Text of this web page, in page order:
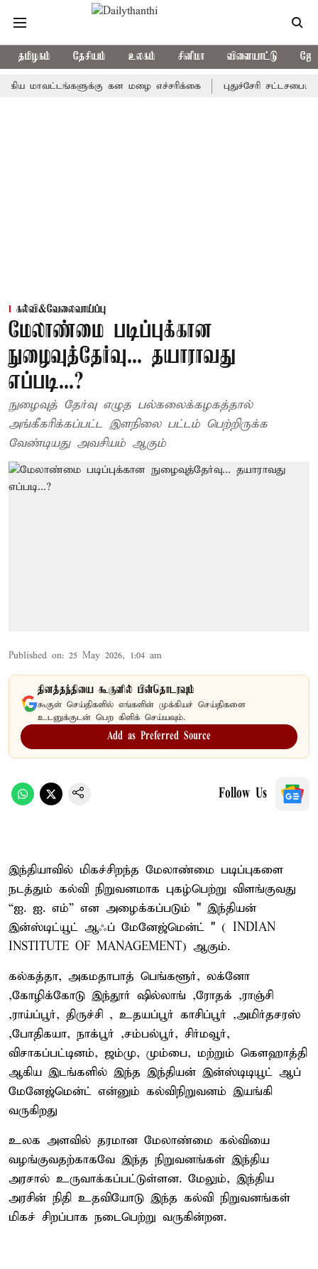
தமிழகம் தேசியம் உலகம் சினிமா விளையாட்டு
கன மழை எச்சரிக்கை புதுச்சேரி சட்டசபையில்
கல்வி&வேலைவாய்ப்பு
மேலாண்மை படிப்புக்கான
நுழைவுத்தேர்வு... தயாராவது
எப்படி...?
நுழைவுத் தேர்வு எழுத பல்கலைக்கழகத்தால்
அங்கீகரிக்கப்பட்ட இளநிலை பட்டம் பெற்றிருக்க
வேண்டியது அவசியம் ஆகும்
Published on: 25 May 2026, 1:04 am
தினத்தந்தியை கூகுளில் பின்தொடரவும்
கூகுள் செய்திகளில் எங்களின் முக்கியச் செய்திகளை
உடனுக்குடன் பெற கிளிக் செய்யவும்.
Add as Preferred Source
Follow Us
இந்தியாவில் மிகச்சிறந்த மேலாண்மை படிப்புகளை
நடத்தும் கல்வி நிறுவனமாக புகழ்பெற்று விளங்குவது
“ஐ. ஐ. எம்” என அழைக்கப்படும் " இந்தியன்
இன்ஸ்டிட்யூட் ஆஃப் மேனேஜ்மென்ட் " ( INDIAN
INSTITUTE OF MANAGEMENT) ஆகும்.
கல்கத்தா, அகமதாபாத் பெங்களூர், லக்னோ
,கோழிக்கோடு இந்தூர் ஷில்லாங் ,ரோதக் ,ராஞ்சி
,ராய்ப்பூர், திருச்சி , உதயப்பூர் காசிப்பூர் ,அமிர்தசரஸ்
,போதிகயா, நாக்பூர் ,சம்பல்பூர், சிர்மவூர்,
விசாகப்பட்டினம், ஜம்மு, மும்பை, மற்றும் கௌஹாத்தி
ஆகிய இடங்களில் இந்த இந்தியன் இன்ஸ்டிடியூட் ஆப்
மேனேஜ்மென்ட் என்னும் கல்விநிறுவனம் இயங்கி
வருகிறது
உலக அளவில் தரமான மேலாண்மை கல்வியை
வழங்குவதற்காகவே இந்த நிறுவனங்கள் இந்திய
அரசால் உருவாக்கப்பட்டுள்ளன. மேலும், இந்திய
அரசின் நிதி உதவியோடு இந்த கல்வி நிறுவனங்கள்
மிகச் சிறப்பாக நடைபெற்று வருகின்றன.